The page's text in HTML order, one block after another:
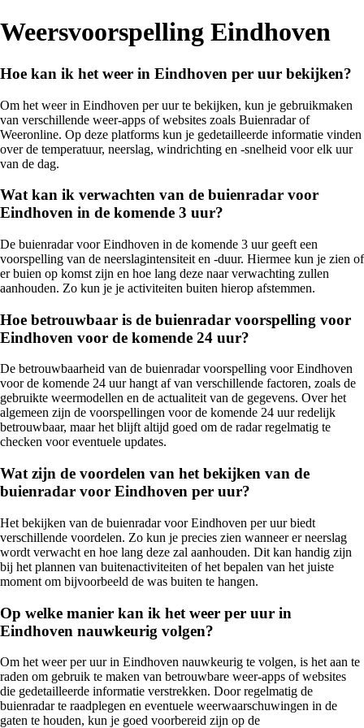
Weersvoorspelling Eindhoven
Hoe kan ik het weer in Eindhoven per uur bekijken?
Om het weer in Eindhoven per uur te bekijken, kun je gebruikmaken
van verschillende weer-apps of websites zoals Buienradar of
Weeronline. Op deze platforms kun je gedetailleerde informatie vinden
over de temperatuur, neerslag, windrichting en -snelheid voor elk uur
van de dag.
Wat kan ik verwachten van de buienradar voor
Eindhoven in de komende 3 uur?
De buienradar voor Eindhoven in de komende 3 uur geeft een
voorspelling van de neerslagintensiteit en -duur. Hiermee kun je zien of
er buien op komst zijn en hoe lang deze naar verwachting zullen
aanhouden. Zo kun je je activiteiten buiten hierop afstemmen.
Hoe betrouwbaar is de buienradar voorspelling voor
Eindhoven voor de komende 24 uur?
De betrouwbaarheid van de buienradar voorspelling voor Eindhoven
voor de komende 24 uur hangt af van verschillende factoren, zoals de
gebruikte weermodellen en de actualiteit van de gegevens. Over het
algemeen zijn de voorspellingen voor de komende 24 uur redelijk
betrouwbaar, maar het blijft altijd goed om de radar regelmatig te
checken voor eventuele updates.
Wat zijn de voordelen van het bekijken van de
buienradar voor Eindhoven per uur?
Het bekijken van de buienradar voor Eindhoven per uur biedt
verschillende voordelen. Zo kun je precies zien wanneer er neerslag
wordt verwacht en hoe lang deze zal aanhouden. Dit kan handig zijn
bij het plannen van buitenactiviteiten of het bepalen van het juiste
moment om bijvoorbeeld de was buiten te hangen.
Op welke manier kan ik het weer per uur in
Eindhoven nauwkeurig volgen?
Om het weer per uur in Eindhoven nauwkeurig te volgen, is het aan te
raden om gebruik te maken van betrouwbare weer-apps of websites
die gedetailleerde informatie verstrekken. Door regelmatig de
buienradar te raadplegen en eventuele weerwaarschuwingen in de
gaten te houden, kun je goed voorbereid zijn op de